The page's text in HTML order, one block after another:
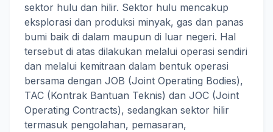
sektor hulu dan hilir. Sektor hulu mencakup
eksplorasi dan produksi minyak, gas dan panas
bumi baik di dalam maupun di luar negeri. Hal
tersebut di atas dilakukan melalui operasi sendiri
dan melalui kemitraan dalam bentuk operasi
bersama dengan JOB (Joint Operating Bodies),
TAC (Kontrak Bantuan Teknis) dan JOC (Joint
Operating Contracts), sedangkan sektor hilir
termasuk pengolahan, pemasaran,